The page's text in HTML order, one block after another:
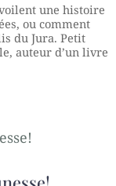
une histoire
ou comment
du Jura. Petit
auteur d’un livre